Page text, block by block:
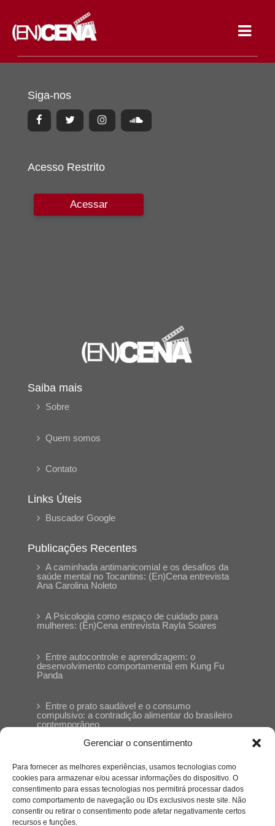
Gerenciar o consentimento
Para fornecer as melhores experiências, usamos tecnologias como
cookies para armazenar e/ou acessar informações do dispositivo. O
consentimento para essas tecnologias nos permitirá processar dados
como comportamento de navegação ou IDs exclusivos neste site. Não
consentir ou retirar o consentimento pode afetar negativamente certos
recursos e funções.
Siga-nos
Acesso Restrito
Acessar
Saiba mais
Sobre
Quem somos
Contato
Links Úteis
Buscador Google
Publicações Recentes
A caminhada antimanicomial e os desafios da
saúde mental no Tocantins: (En)Cena entrevista
Ana Carolina Noleto
A Psicologia como espaço de cuidado para
mulheres: (En)Cena entrevista Rayla Soares
Entre autocontrole e aprendizagem: o
desenvolvimento comportamental em Kung Fu
Panda
Entre o prato saudável e o consumo
compulsivo: a contradição alimentar do brasileiro
contemporâneo
silêncio do Césio-137
Nuvem de Tags
amor ansiedade caos CAPS cinema